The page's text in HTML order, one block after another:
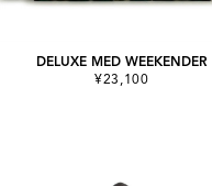
DELUXE MED WEEKENDER
¥23,100